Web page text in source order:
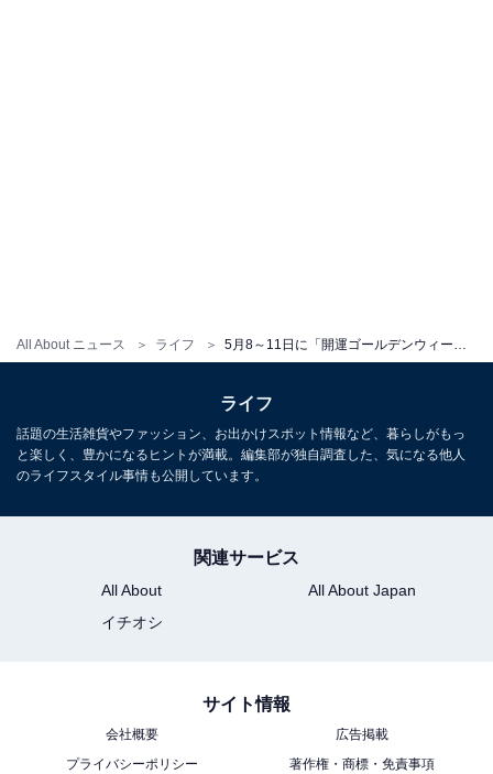
All About ニュース ライフ
う物事に適しています。
己巳の日
十干の「己（つちのと）」が重なる日で、1年に5～6回
しか訪れない貴重な日。
お金にまつわることをするのに良いとされる吉日で、弁
ライフ
話題の生活雑貨やファッション、お出かけスポット情報など、暮らしがもっ
と楽しく、豊かになるヒントが満載。編集部が独自調査した、気になる他人
のライフスタイル事情も公開しています。
関連サービス
All About
All About Japan
イチオシ
サイト情報
会社概要
広告掲載
プライバシーポリシー
著作権・商標・免責事項